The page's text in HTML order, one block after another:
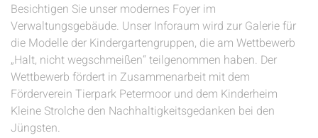
Besichtigen Sie unser modernes Foyer im
Verwaltungsgebäude. Unser Inforaum wird zur Galerie für
die Modelle der Kindergartengruppen, die am Wettbewerb
„Halt, nicht wegschmeißen“ teilgenommen haben. Der
Wettbewerb fördert in Zusammenarbeit mit dem
Förderverein Tierpark Petermoor und dem Kinderheim
Kleine Strolche den Nachhaltigkeitsgedanken bei den
Jüngsten.